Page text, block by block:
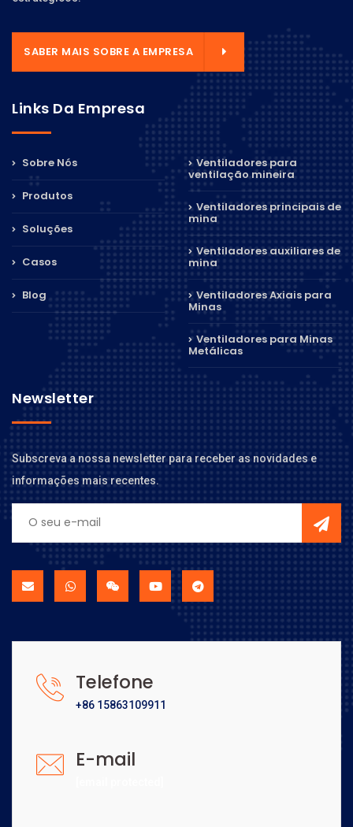
SABER MAIS SOBRE A EMPRESA
Links Da Empresa
Sobre Nós
Produtos
Soluções
Casos
Blog
Ventiladores para
ventilação mineira
Ventiladores principais de
mina
Ventiladores auxiliares de
mina
Ventiladores Axiais para
Minas
Ventiladores para Minas
Metálicas
Newsletter
Subscreva a nossa newsletter para receber as novidades e
informações mais recentes.
Telefone
+86 15863109911
E-mail